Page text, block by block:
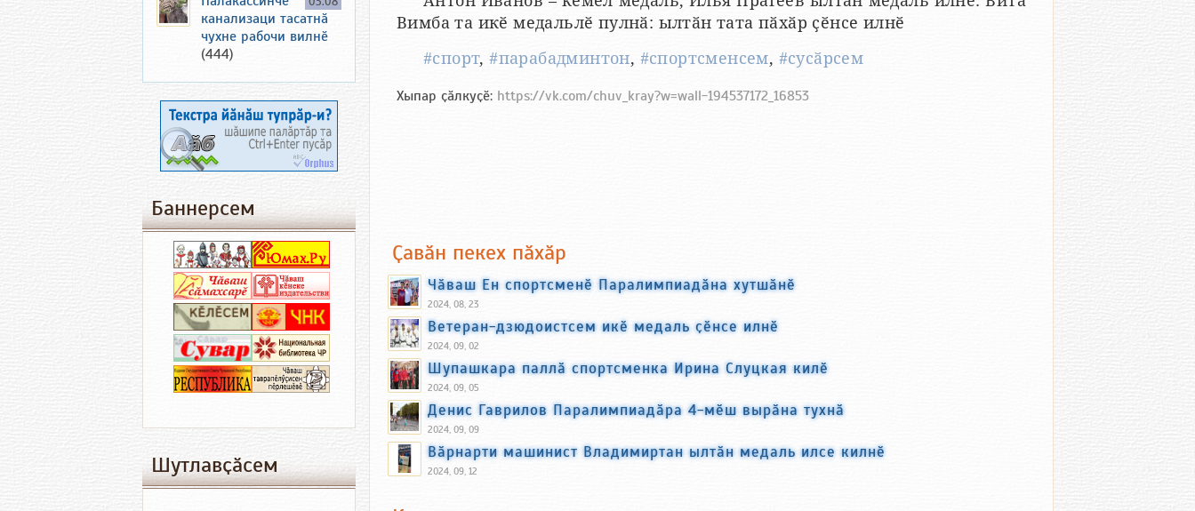
Вимба та икӗ медальлӗ пулнӑ: ылтӑн тата пӑхӑр ҫӗнсе илнӗ
#спорт,#парабадминтон, #спортсменсем, #сусӑрсем
Хыпар ҫӑлкуҫӗ: https://vk.com/chuv_kray?w=wall-194537172_16853
Ҫавӑн пекех пӑхӑр
Чӑваш Ен спортсменӗ Паралимпиадӑна хутшӑнӗ
2024, 08, 23
Ветеран-дзюдоистсем икӗ медаль ҫӗнсе илнӗ
2024, 09, 02
Шупашкара паллӑ спортсменка Ирина Слуцкая килӗ
2024, 09, 05
Денис Гаврилов Паралимпиадӑра 4-мӗш вырӑна тухнӑ
2024, 09, 09
Вӑрнарти машинист Владимиртан ылтӑн медаль илсе килнӗ
2024, 09, 12
канализаци тасатнӑ
чухне рабочи вилнӗ
(444)
Баннерсем
Шутлавҫӑсем